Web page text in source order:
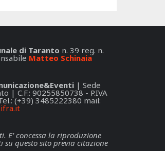
di Taranto n. 39 reg. n.
Matteo Schinaia
| Sede
| C.F.: 90255850738 - P.IVA
(+39) 3485222380 mail:
E' concessa la riproduzione
questo sito previa citazione